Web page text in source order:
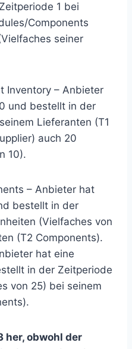
1 bei
Components
seiner
Inventory – Anbieter
und bestellt in der
Lieferanten (T1
auch 20
10).
– Anbieter hat
bestellt in der
(Vielfaches von
(T2 Components).
hat eine
in der Zeitperiode
von 25) bei seinem
her, obwohl der